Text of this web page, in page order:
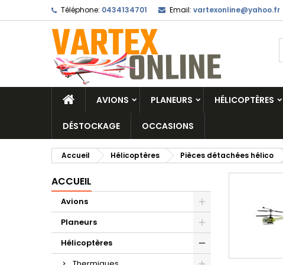
Téléphone: 0434134701 Email: vartexonline@yahoo.fr
AVIONS PLANEURS HÉLICOPTÈRES
DÉSTOCKAGE OCCASIONS
Accueil Hélicoptères Pièces détachées hélico
ACCUEIL
Avions
Planeurs
Hélicoptères